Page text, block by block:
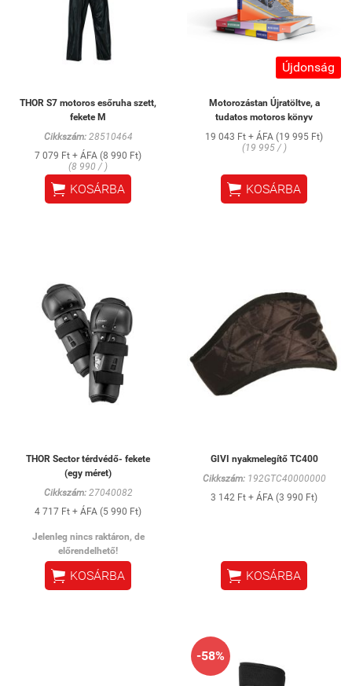
THOR S7 motoros esőruha szett,
fekete M
Cikkszám:28510464
7 079 Ft + ÁFA (8 990 Ft)
(8 990 / )
 KOSÁRBA
Újdonság
Motorozástan Újratöltve, a
tudatos motoros könyv
19 043 Ft + ÁFA (19 995 Ft)
(19 995 / )
 KOSÁRBA
THOR Sector térdvédő- fekete
(egy méret)
Cikkszám:27040082
4 717 Ft + ÁFA (5 990 Ft)
Jelenleg nincs raktáron, de
előrendelhető!
 KOSÁRBA
GIVI nyakmelegítő TC400
Cikkszám:192GTC40000000
3 142 Ft + ÁFA (3 990 Ft)
 KOSÁRBA
-58%